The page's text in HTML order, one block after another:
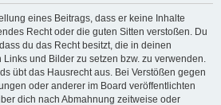
eines Beitrags, dass er keine Inhalte
Recht oder die guten Sitten verstoßen. Du
du das Recht besitzt, die in deinen
und Bilder zu setzen bzw. zu verwenden.
übt das Hausrecht aus. Bei Verstößen gegen
oder anderer im Board veröffentlichten
dich nach Abmahnung zeitweise oder